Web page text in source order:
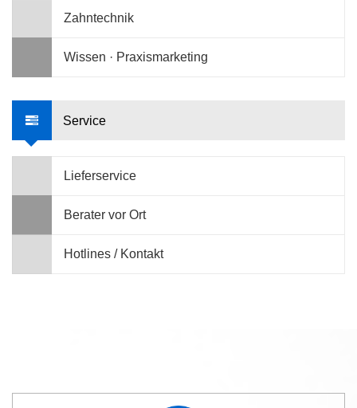
Zahntechnik
Wissen · Praxismarketing
Service
Lieferservice
Berater vor Ort
Hotlines / Kontakt